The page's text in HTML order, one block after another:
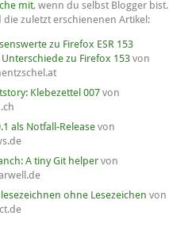
mit, wenn du selbst Blogger bist.
die zuletzt erschienenen Artikel:
zu Firefox ESR 153
zu Firefox 153 von
Klebezettel 007 von
als Notfall-Release von
A tiny Git helper von
ohne Lesezeichen von